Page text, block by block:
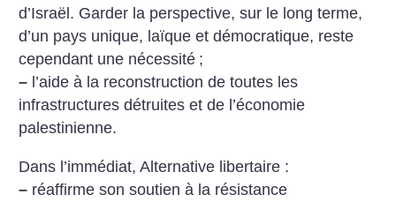
d’Israël. Garder la perspective, sur le long terme,
d’un pays unique, laïque et démocratique, reste
cependant une nécessité ;
– l’aide à la reconstruction de toutes les
infrastructures détruites et de l’économie
palestinienne.
Dans l’immédiat, Alternative libertaire :
– réaffirme son soutien à la résistance